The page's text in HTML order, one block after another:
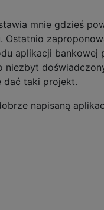
mnie gdzieś
Ostatnio
aplikacji bankowej
niezbyt
dać taki projekt.
napisaną